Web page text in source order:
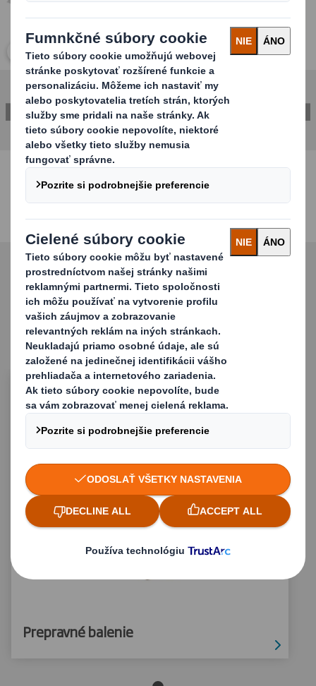
Kliknutím zväčšíte obrázok
KONTAKTUJTE NÁS A ZISTITE VIAC!
Objavte náš sortiment
prepravných obalov
Prepravné balenie